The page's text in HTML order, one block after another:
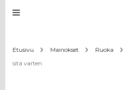
Etusivu Mainokset Ruoka
sitä varten